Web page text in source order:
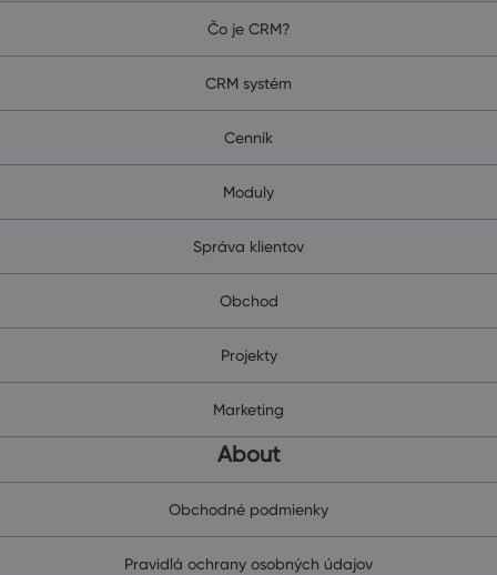
Čo je CRM?
CRM systém
Cenník
Moduly
Správa klientov
Obchod
Projekty
Marketing
About
Obchodné podmienky
Pravidlá ochrany osobných údajov